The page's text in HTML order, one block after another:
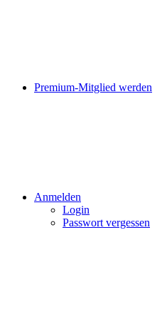
Premium-Mitglied werden
Anmelden
Login
Passwort vergessen